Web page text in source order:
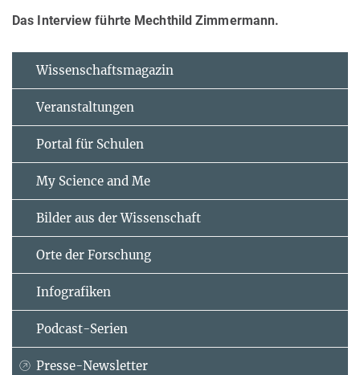
Das Interview führte Mechthild Zimmermann.
Wissenschaftsmagazin
Veranstaltungen
Portal für Schulen
My Science and Me
Bilder aus der Wissenschaft
Orte der Forschung
Infografiken
Podcast-Serien
Presse-Newsletter